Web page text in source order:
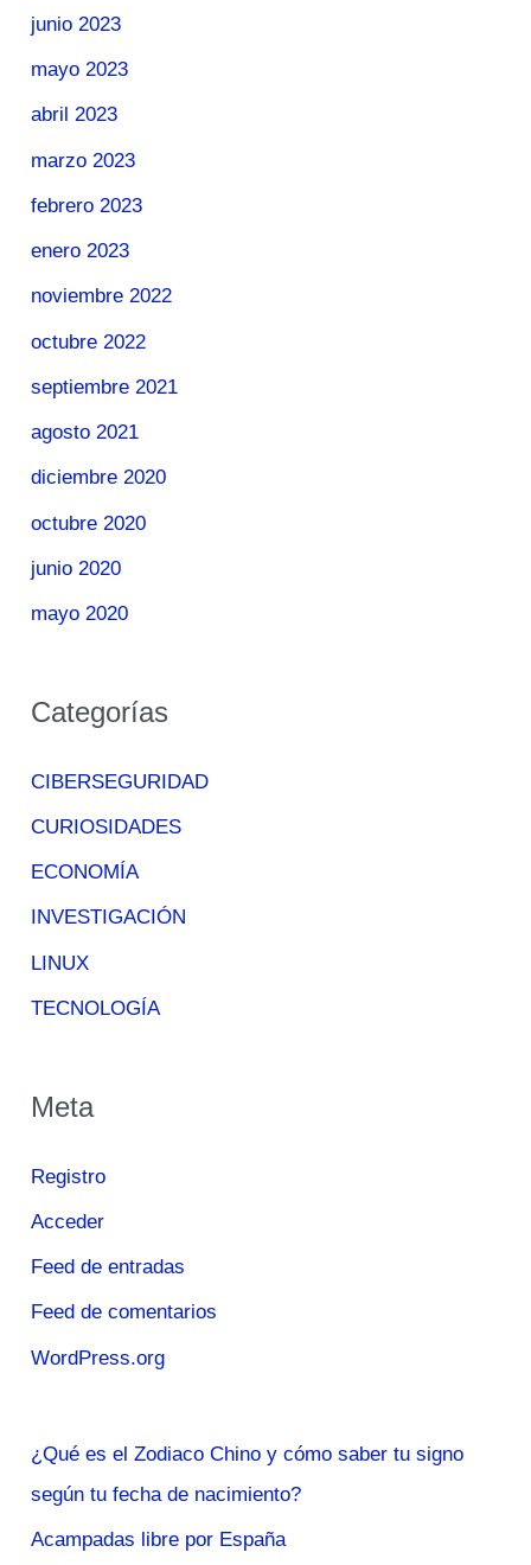
junio 2023
mayo 2023
abril 2023
marzo 2023
febrero 2023
enero 2023
noviembre 2022
octubre 2022
septiembre 2021
agosto 2021
diciembre 2020
octubre 2020
junio 2020
mayo 2020
Categorías
CIBERSEGURIDAD
CURIOSIDADES
ECONOMÍA
INVESTIGACIÓN
LINUX
TECNOLOGÍA
Meta
Registro
Acceder
Feed de entradas
Feed de comentarios
WordPress.org
¿Qué es el Zodiaco Chino y cómo saber tu signo
según tu fecha de nacimiento?
Acampadas libre por España